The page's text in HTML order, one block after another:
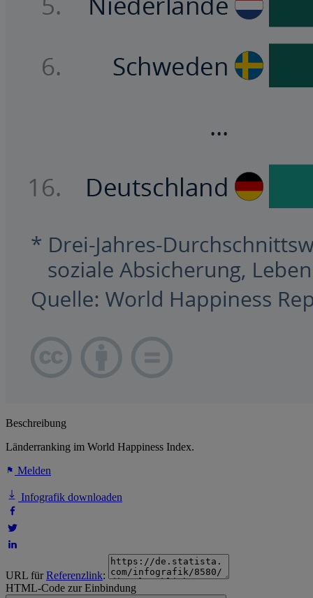
Beschreibung
Länderranking im World Happiness Index.
Melden
Infografik downloaden
URL fürReferenzlink:
HTML-Code zur Einbindung